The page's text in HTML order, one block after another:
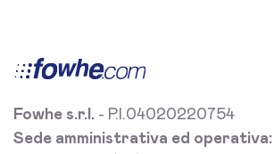
Fowhe s.r.l. - P.I.04020220754
Sede amministrativa ed operativa: